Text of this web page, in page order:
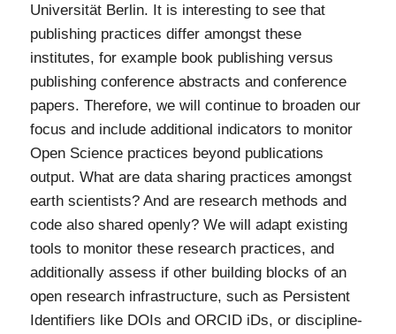
Universität Berlin. It is interesting to see that
publishing practices differ amongst these
institutes, for example book publishing versus
publishing conference abstracts and conference
papers. Therefore, we will continue to broaden our
focus and include additional indicators to monitor
Open Science practices beyond publications
output. What are data sharing practices amongst
earth scientists? And are research methods and
code also shared openly? We will adapt existing
tools to monitor these research practices, and
additionally assess if other building blocks of an
open research infrastructure, such as Persistent
Identifiers like DOIs and ORCID iDs, or discipline-